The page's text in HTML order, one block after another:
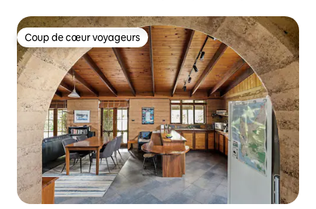
Coup de cœur voyageurs
Coup de cœur voyageurs